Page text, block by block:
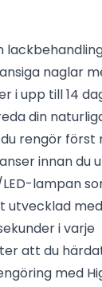
naglar
i upp till 14
din
rengör först
innan du
lampan
utvecklad
i varje
att du
med